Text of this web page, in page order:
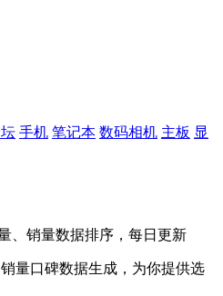
手机 笔记本 数码相机 主板 显
、销量数据排序，每日更新
量口碑数据生成，为你提供选